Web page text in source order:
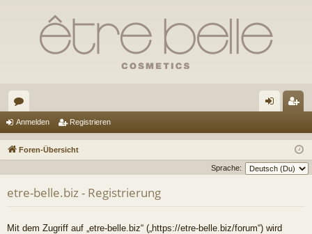
or
en m
el
n
ist
rie
n
Anmelden Registrieren
Foren-Übersicht
Sprache:
etre-belle.biz - Registrierung
Mit dem Zugriff auf „etre-belle.biz“ („https://etre-belle.biz/forum“) wird